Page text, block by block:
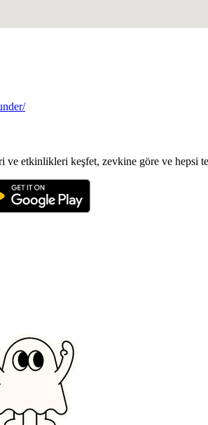
ve etkinlikleri keşfet, zevkine göre ve hepsi